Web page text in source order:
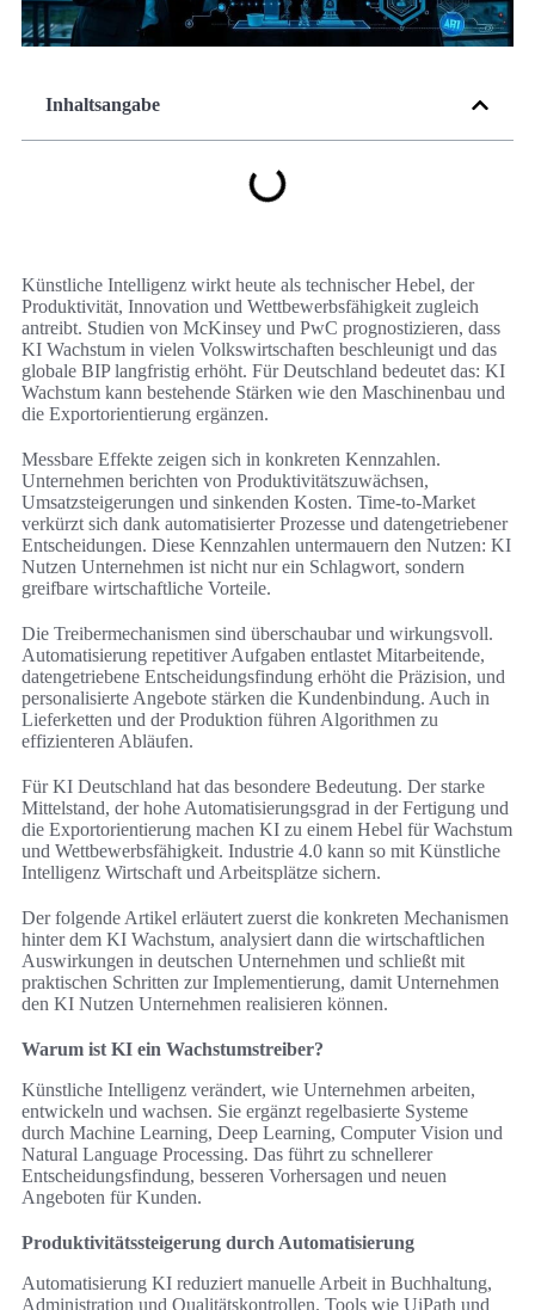
Inhaltsangabe
Künstliche Intelligenz wirkt heute als technischer Hebel, der
Produktivität, Innovation und Wettbewerbsfähigkeit zugleich
antreibt. Studien von McKinsey und PwC prognostizieren, dass
KI Wachstum in vielen Volkswirtschaften beschleunigt und das
globale BIP langfristig erhöht. Für Deutschland bedeutet das: KI
Wachstum kann bestehende Stärken wie den Maschinenbau und
die Exportorientierung ergänzen.
Messbare Effekte zeigen sich in konkreten Kennzahlen.
Unternehmen berichten von Produktivitätszuwächsen,
Umsatzsteigerungen und sinkenden Kosten. Time-to-Market
verkürzt sich dank automatisierter Prozesse und datengetriebener
Entscheidungen. Diese Kennzahlen untermauern den Nutzen: KI
Nutzen Unternehmen ist nicht nur ein Schlagwort, sondern
greifbare wirtschaftliche Vorteile.
Die Treibermechanismen sind überschaubar und wirkungsvoll.
Automatisierung repetitiver Aufgaben entlastet Mitarbeitende,
datengetriebene Entscheidungsfindung erhöht die Präzision, und
personalisierte Angebote stärken die Kundenbindung. Auch in
Lieferketten und der Produktion führen Algorithmen zu
effizienteren Abläufen.
Für KI Deutschland hat das besondere Bedeutung. Der starke
Mittelstand, der hohe Automatisierungsgrad in der Fertigung und
die Exportorientierung machen KI zu einem Hebel für Wachstum
und Wettbewerbsfähigkeit. Industrie 4.0 kann so mit Künstliche
Intelligenz Wirtschaft und Arbeitsplätze sichern.
Der folgende Artikel erläutert zuerst die konkreten Mechanismen
hinter dem KI Wachstum, analysiert dann die wirtschaftlichen
Auswirkungen in deutschen Unternehmen und schließt mit
praktischen Schritten zur Implementierung, damit Unternehmen
den KI Nutzen Unternehmen realisieren können.
Warum ist KI ein Wachstumstreiber?
Künstliche Intelligenz verändert, wie Unternehmen arbeiten,
entwickeln und wachsen. Sie ergänzt regelbasierte Systeme
durch Machine Learning, Deep Learning, Computer Vision und
Natural Language Processing. Das führt zu schnellerer
Entscheidungsfindung, besseren Vorhersagen und neuen
Angeboten für Kunden.
Produktivitätssteigerung durch Automatisierung
Automatisierung KI reduziert manuelle Arbeit in Buchhaltung,
Administration und Qualitätskontrollen. Tools wie UiPath und